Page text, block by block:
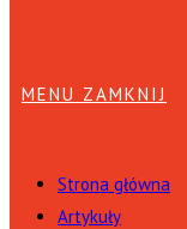
MENU ZAMKNIJ
Strona główna
Artykuły